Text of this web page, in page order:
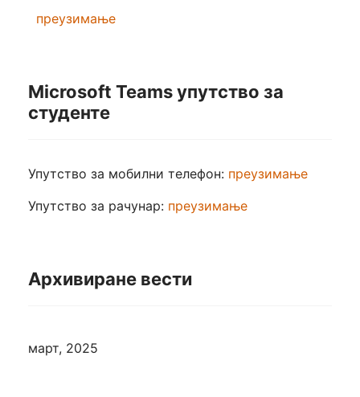
преузимање
Microsoft Teams упутство за
студенте
Упутство за мобилни телефон: преузимање
Упутство за рачунар: преузимање
Архивиране вести
март, 2025